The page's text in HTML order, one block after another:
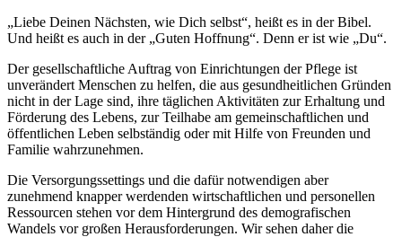
„Liebe Deinen Nächsten, wie Dich selbst“, heißt es in der Bibel.
Und heißt es auch in der „Guten Hoffnung“. Denn er ist wie „Du“.
Der gesellschaftliche Auftrag von Einrichtungen der Pflege ist
unverändert Menschen zu helfen, die aus gesundheitlichen Gründen
nicht in der Lage sind, ihre täglichen Aktivitäten zur Erhaltung und
Förderung des Lebens, zur Teilhabe am gemeinschaftlichen und
öffentlichen Leben selbständig oder mit Hilfe von Freunden und
Familie wahrzunehmen.
Die Versorgungssettings und die dafür notwendigen aber
zunehmend knapper werdenden wirtschaftlichen und personellen
Ressourcen stehen vor dem Hintergrund des demografischen
Wandels vor großen Herausforderungen. Wir sehen daher die